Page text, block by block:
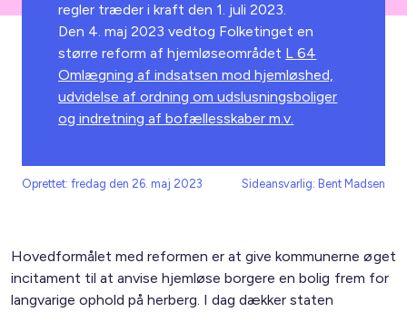
regler træder i kraft den 1. juli 2023.
Den 4. maj 2023 vedtog Folketinget en
større reform af hjemløseområdet L 64
Omlægning af indsatsen mod hjemløshed,
udvidelse af ordning om udslusningsboliger
og indretning af bofællesskaber m.v.
Oprettet: fredag den 26. maj 2023 Sideansvarlig: Bent Madsen
Hovedformålet med reformen er at give kommunerne øget
incitament til at anvise hjemløse borgere en bolig frem for
langvarige ophold på herberg. I dag dækker staten